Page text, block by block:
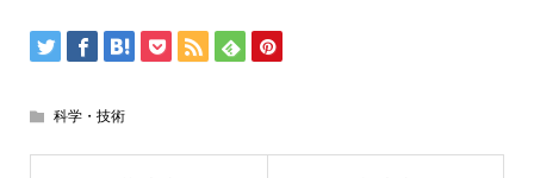
科学・技術